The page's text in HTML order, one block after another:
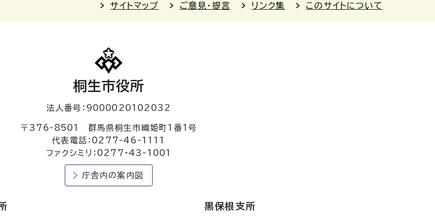
サイトマップ ご意見・提言 リンク集 このサイトについて
桐生市役所
法人番号：9000020102032
〒376-8501 群馬県桐生市織姫町1番1号
代表電話：0277-46-1111
ファクシミリ：0277-43-1001
庁舎内の案内図
黒保根支所